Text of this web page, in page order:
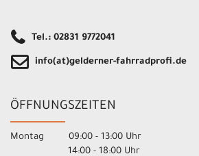
Tel.: 02831 9772041
info(at)gelderner-fahrradprofi.de
ÖFFNUNGSZEITEN
Montag 09:00 - 13:00 Uhr
14:00 - 18:00 Uhr